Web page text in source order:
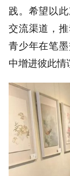
践。希望以
交流渠道，
青少年在笔
中增进彼此情